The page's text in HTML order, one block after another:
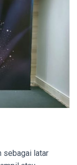
sebagai latar